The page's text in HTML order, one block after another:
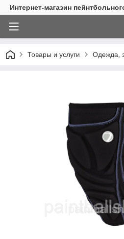
Интернет-магазин
Товары и услуги Одежда,